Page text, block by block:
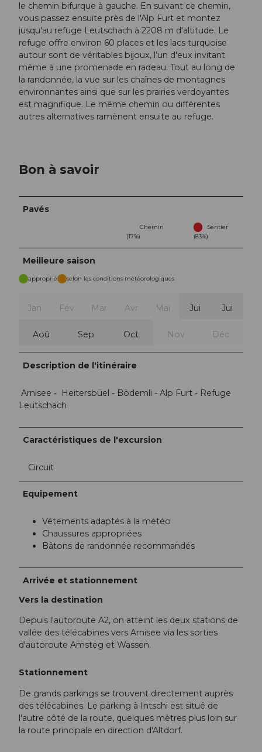
le chemin bifurque à gauche. En suivant ce chemin,
vous passez ensuite près de l'Alp Furt et montez
jusqu'au refuge Leutschach à 2208 m d'altitude. Le
refuge offre environ 60 places et les lacs turquoise
autour sont de véritables bijoux, l’un d'eux invitant
même à une promenade en radeau. Tout au long de
la randonnée, la vue sur les chaînes de montagnes
environnantes ainsi que sur les prairies verdoyantes
est magnifique. Le même chemin ou différentes
autres alternatives ramènent ensuite au refuge.
Bon à savoir
Pavés
Chemin
(17%)
Sentier
(83%)
Meilleure saison
approprié selon les conditions météorologiques
Jan Fév Mar Avr Mai Jui Jui
Aoû Sep Oct Nov Déc
Description de l'itinéraire
Arnisee - Heitersbüel - Bödemli - Alp Furt - Refuge
Leutschach
Caractéristiques de l'excursion
Circuit
Equipement
Vêtements adaptés à la météo
Chaussures appropriées
Bâtons de randonnée recommandés
Arrivée et stationnement
Vers la destination
Depuis l'autoroute A2, on atteint les deux stations de
vallée des télécabines vers Arnisee via les sorties
d'autoroute Amsteg et Wassen.
Stationnement
De grands parkings se trouvent directement auprès
des télécabines. Le parking à Intschi est situé de
l'autre côté de la route, quelques mètres plus loin sur
la route principale en direction d'Altdorf.